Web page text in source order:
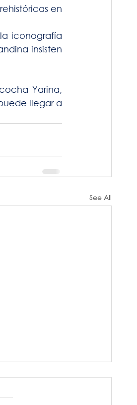
en
iconografía
insisten
Yarina,
llegar a
See All